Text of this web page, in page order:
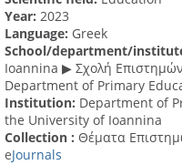
Υear: 2023
Language: Greek
School/department/
Ioannina ▶ Σχολή
Department of Primary
Institution: Department of
the University of Ioannina
Collection : Θέματα
eJournals